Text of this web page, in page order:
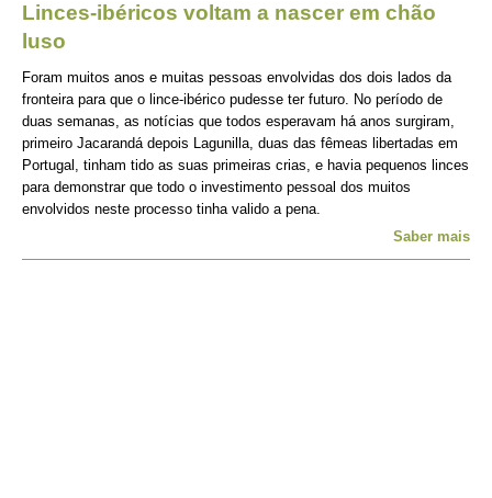
Linces-ibéricos voltam a nascer em chão
luso
Foram muitos anos e muitas pessoas envolvidas dos dois lados da
fronteira para que o lince-ibérico pudesse ter futuro. No período de
duas semanas, as notícias que todos esperavam há anos surgiram,
primeiro Jacarandá depois Lagunilla, duas das fêmeas libertadas em
Portugal, tinham tido as suas primeiras crias, e havia pequenos linces
para demonstrar que todo o investimento pessoal dos muitos
envolvidos neste processo tinha valido a pena.
Saber mais